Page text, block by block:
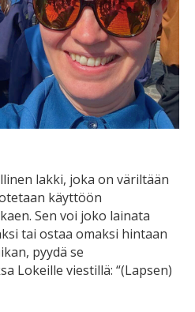
lakki, joka on väriltään
käyttöön
Sen voi joko lainata
tai ostaa omaksi hintaan
pyydä se
Lokeille viestillä: “(Lapsen)